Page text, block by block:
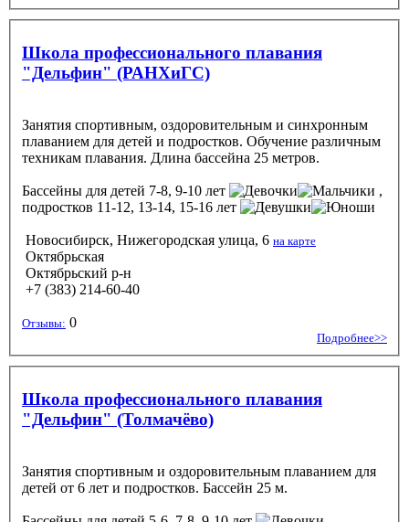
Школа профессионального плавания
"Дельфин" (РАНХиГС)
Занятия спортивным, оздоровительным и синхронным
плаванием для детей и подростков. Обучение различным
техникам плавания. Длина бассейна 25 метров.
Бассейны для детей 7-8, 9-10 лет
,
подростков 11-12, 13-14, 15-16 лет
Новосибирск, Нижегородская улица, 6 на карте
Октябрьская
Октябрьский р-н
+7 (383) 214-60-40
Отзывы: 0
Подробнее>>
Школа профессионального плавания
"Дельфин" (Толмачёво)
Занятия спортивным и оздоровительным плаванием для
детей от 6 лет и подростков. Бассейн 25 м.